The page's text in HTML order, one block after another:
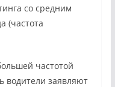
со средним
(частота
частотой
водители заявляют